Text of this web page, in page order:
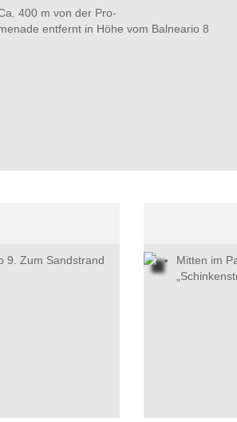
400 m von der Pro-
entfernt in Höhe vom Balneario 8
9. Zum Sandstrand
Mitten im